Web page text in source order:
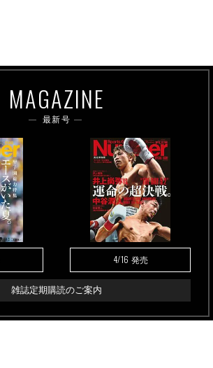
MAGAZINE
最新号
4/16 発売
雑誌定期購読のご案内